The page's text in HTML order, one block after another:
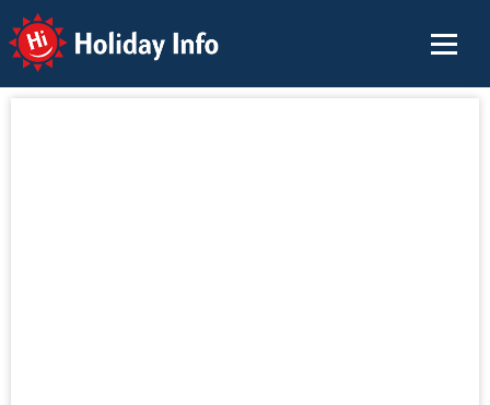
Holiday Info